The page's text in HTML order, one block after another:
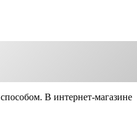
В интернет-магазине